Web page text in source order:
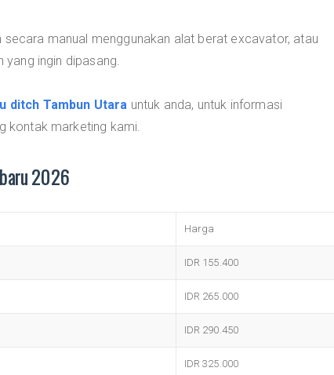
manual menggunakan alat berat excavator, atau
yang ingin dipasang.
ditch Tambun Utara untuk anda, untuk informasi
kontak marketing kami.
2026
Harga
IDR 155.400
IDR 265.000
IDR 290.450
IDR 325.000